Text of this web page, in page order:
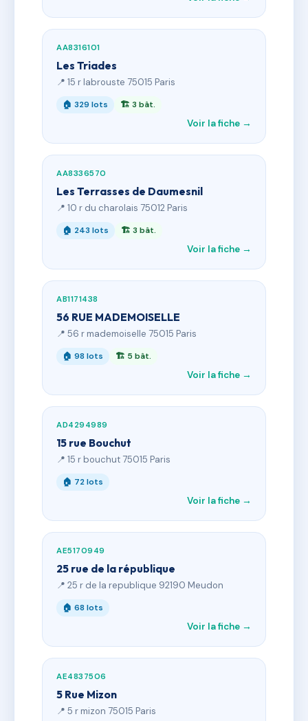
AA8316101
Les Triades
📍 15 r labrouste 75015 Paris
🏠 329 lots 🏗 3 bât.
Voir la fiche →
AA8336570
Les Terrasses de Daumesnil
📍 10 r du charolais 75012 Paris
🏠 243 lots 🏗 3 bât.
Voir la fiche →
AB1171438
56 RUE MADEMOISELLE
📍 56 r mademoiselle 75015 Paris
🏠 98 lots 🏗 5 bât.
Voir la fiche →
AD4294989
15 rue Bouchut
📍 15 r bouchut 75015 Paris
🏠 72 lots
Voir la fiche →
AE5170949
25 rue de la république
📍 25 r de la republique 92190 Meudon
🏠 68 lots
Voir la fiche →
AE4837506
5 Rue Mizon
📍 5 r mizon 75015 Paris